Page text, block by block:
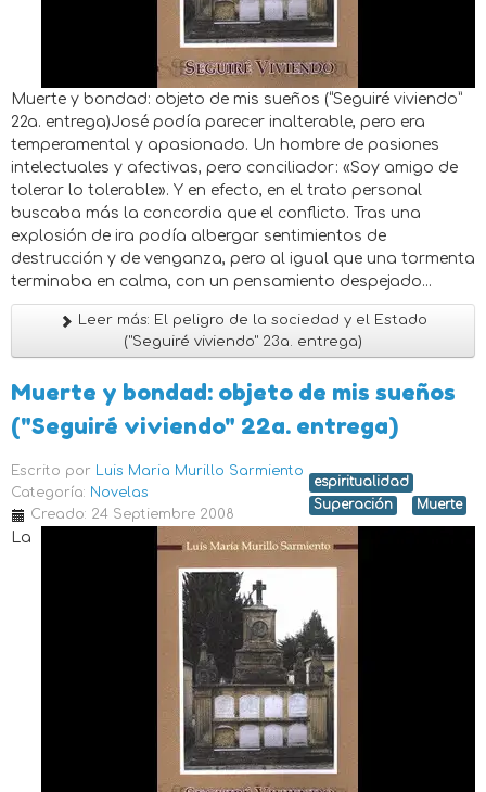
Muerte y bondad: objeto de mis sueños (“Seguiré viviendo”
22a. entrega)José podía parecer inalterable, pero era
temperamental y apasionado. Un hombre de pasiones
intelectuales y afectivas, pero conciliador: «Soy amigo de
tolerar lo tolerable». Y en efecto, en el trato personal
buscaba más la concordia que el conflicto. Tras una
explosión de ira podía albergar sentimientos de
destrucción y de venganza, pero al igual que una tormenta
terminaba en calma, con un pensamiento despejado...
Leer más: El peligro de la sociedad y el Estado
("Seguiré viviendo" 23a. entrega)
Muerte y bondad: objeto de mis sueños
("Seguiré viviendo" 22a. entrega)
Escrito por Luis Maria Murillo Sarmiento
Categoría: Novelas
Creado: 24 Septiembre 2008
espiritualidad
Superación
Muerte
La